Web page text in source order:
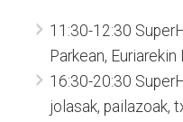
11:30-12:30
Parkean, Euriarekin
16:30-20:30
jolasak, pailazoak,